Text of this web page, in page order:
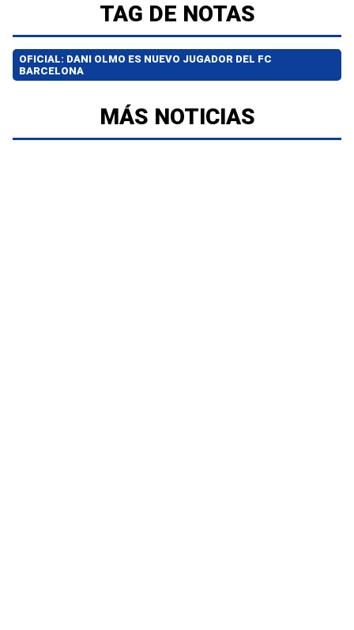
TAG DE NOTAS
OFICIAL: DANI OLMO ES NUEVO JUGADOR DEL FC
BARCELONA
MÁS NOTICIAS